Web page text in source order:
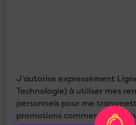
J’autorise expressément
Technologie) à utiliser mes
personnels pour me
promotions commerciales